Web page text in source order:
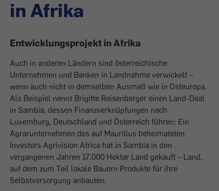
in Afrika
Entwicklungsprojekt in Afrika
Auch in anderen Ländern sind österreichische
Unternehmen und Banken in Landnahme verwickelt –
wenn auch nicht in demselben Ausmaß wie in Osteuropa.
Als Beispiel nennt Brigitte Reisenberger einen Land-Deal
in Sambia, dessen Finanzverknüpfungen nach
Luxemburg, Deutschland und Österreich führen: Ein
Agrarunternehmen des auf ­Mauritius beheimateten
Investors Agrivision Africa hat in Sambia in den
vergangenen ­Jahren 17.000 Hektar Land gekauft – Land,
auf dem zum Teil lokale Bauern Produkte für ihre
Selbstversorgung anbauten.